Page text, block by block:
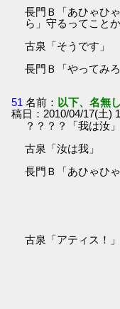
長門Ｂ「あひゃひ
ら」守るってことか
古泉「そうです」
長門Ｂ「やってみ
51 名前： 以下、名無
稿日：2010/04/17(土)
？？？？「我は汝」
古泉「汝は我」
長門Ｂ「あひゃひ
古泉「アティス！」